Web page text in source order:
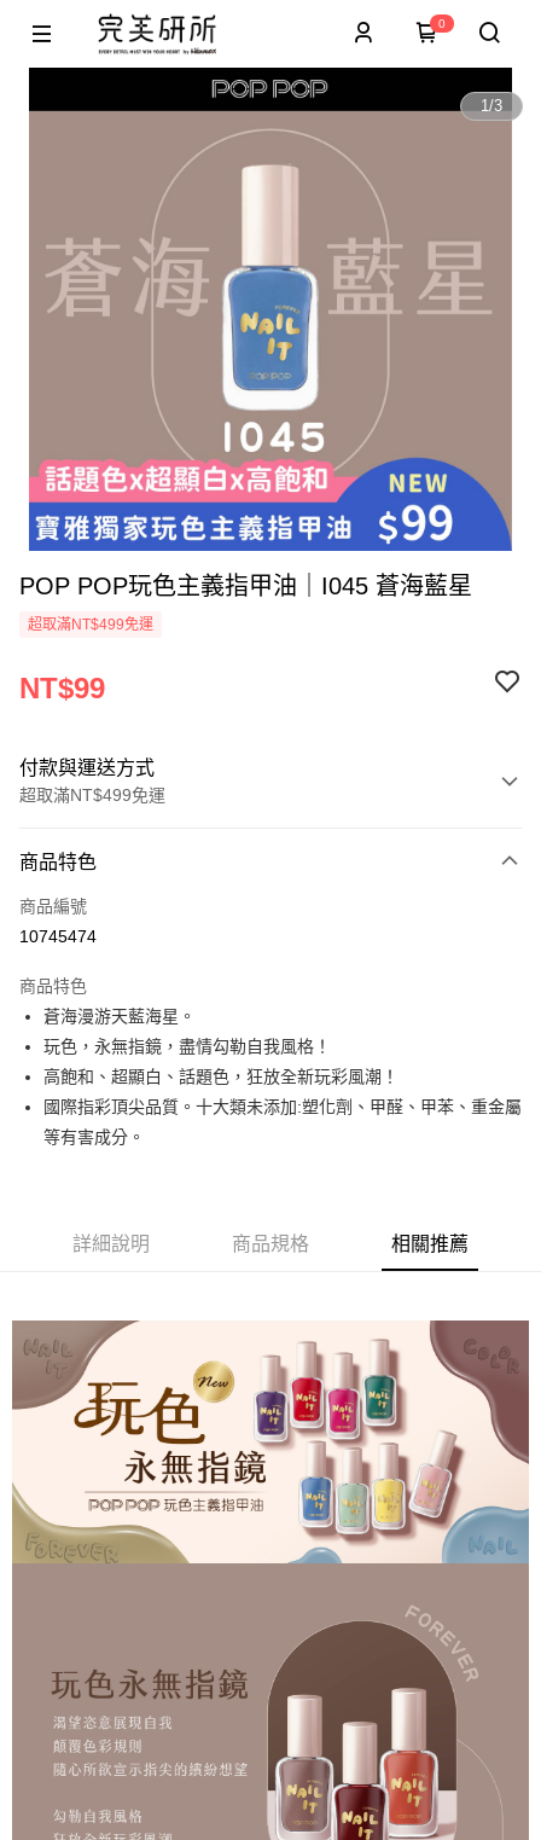
0
1/3
POP POP玩色主義指甲油｜I045 蒼海藍星
超取滿NT$499免運
NT$99
付款與運送方式
超取滿NT$499免運
信用卡一次付款
超商取貨付款
Apple Pay
街口支付
悠遊付
每筆NT$80，滿NT$499(含以上)免運費
因應疫情升溫，目前暫停使用7-11取貨付款配送，請使用全家
每筆NT$9,999
黑貓宅急便
每筆NT$100，滿NT$699(含以上)免運費
商品特色
商品編號
10745474
商品特色
蒼海漫游天藍海星。
玩色，永無指鏡，盡情勾勒自我風格！
高飽和、超顯白、話題色，狂放全新玩彩風潮！
國際指彩頂尖品質。十大類未添加:塑化劑、甲醛、甲苯、重金屬
等有害成分。
詳細說明 商品規格 相關推薦